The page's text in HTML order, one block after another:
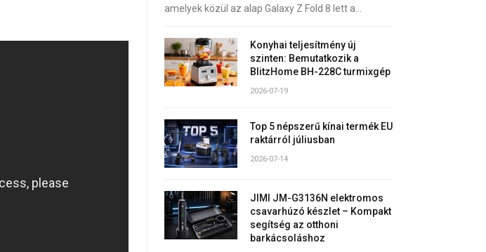
amelyek közül az alap Galaxy Z Fold 8 lett a…
Konyhai teljesítmény új
szinten: Bemutatkozik a
BlitzHome BH-228C turmixgép
2026-07-19
Top 5 népszerű kínai termék EU
raktárról júliusban
2026-07-14
JIMI JM-G3136N elektromos
csavarhúzó készlet – Kompakt
segítség az otthoni
barkácsoláshoz